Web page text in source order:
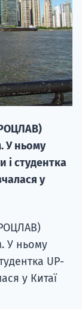
У ньому
і студентка
у
У ньому
UP-
у Китаї
20.09
"Навчання
вступ на